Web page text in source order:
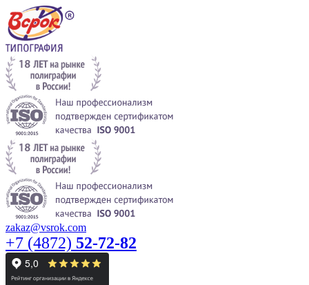
zakaz@vsrok.com
+7 (4872) 52-72-82